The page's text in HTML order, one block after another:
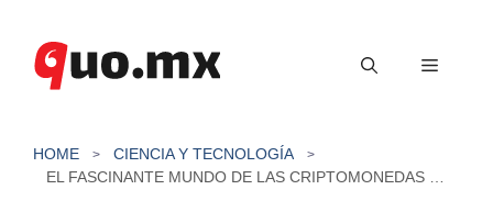
contenido
Menú
HOME
CIENCIA Y TECNOLOGÍA